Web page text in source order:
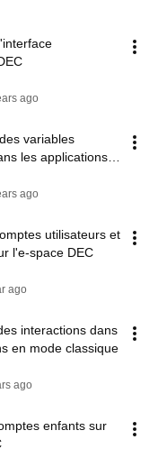
ago
variables
les applications
ago
utilisateurs et
l'e-space DEC
ago
interactions dans
en mode classique
ago
enfants sur